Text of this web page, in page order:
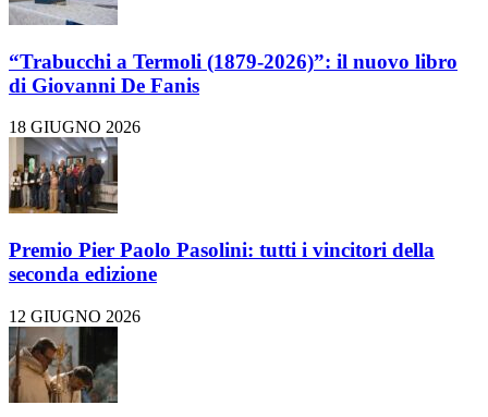
“Trabucchi a Termoli (1879-2026)”: il nuovo libro
di Giovanni De Fanis
18 GIUGNO 2026
Premio Pier Paolo Pasolini: tutti i vincitori della
seconda edizione
12 GIUGNO 2026